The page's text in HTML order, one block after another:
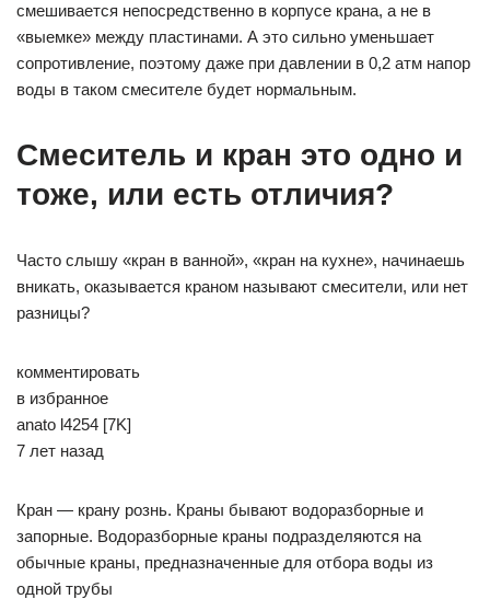
смешивается непосредственно в корпусе крана, а не в
«выемке» между пластинами. А это сильно уменьшает
сопротивление, поэтому даже при давлении в 0,2 атм напор
воды в таком смесителе будет нормальным.
Смеситель и кран это одно и
тоже, или есть отличия?
Часто слышу «кран в ванной», «кран на кухне», начинаешь
вникать, оказывается краном называют смесители, или нет
разницы?
комментировать
в избранное
anato­ l4254 [7K]
7 лет назад
Кран — крану рознь. Краны бывают водоразборные и
запорные. Водоразборные краны подразделяются на
обычные краны, предназначенные для отбора воды из
одной трубы